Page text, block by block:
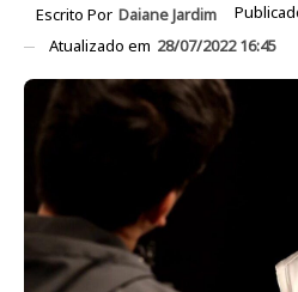
Escrito Por Daiane Jardim
Atualizado em 28/07/2022 16:45